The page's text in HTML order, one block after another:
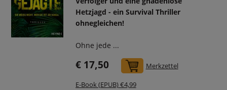
Hetzjagd - ein Survival Thriller
ohnegleichen!
Ohne jede ...
€ 17,50 In den Warenkorb
Merkzettel
E-Book (EPUB) €4,99